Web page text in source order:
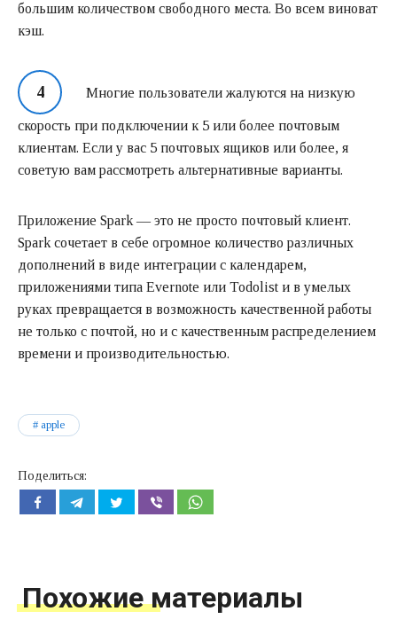
большим количеством свободного места. Во всем виноват
кэш.
Многие пользователи жалуются на низкую
скорость при подключении к 5 или более почтовым
клиентам. Если у вас 5 почтовых ящиков или более, я
советую вам рассмотреть альтернативные варианты.
Приложение Spark — это не просто почтовый клиент.
Spark сочетает в себе огромное количество различных
дополнений в виде интеграции с календарем,
приложениями типа Evernote или Todolist и в умелых
руках превращается в возможность качественной работы
не только с почтой, но и с качественным распределением
времени и производительностью.
apple
Поделиться:
Похожие материалы